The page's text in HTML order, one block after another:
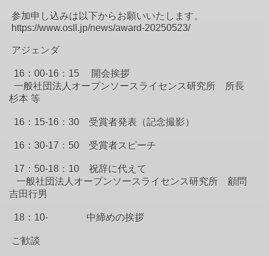
参加申し込みは以下からお願いいたします。
https://www.osll.jp/news/award-20250523/
アジェンダ
16：00-16：15 開会挨拶
一般社団法人オープンソースライセンス研究所 所長
杉本 等
16：15-16：30 受賞者発表（記念撮影）
16：30-17：50 受賞者スピーチ
17：50-18：10 祝辞に代えて
一般社団法人オープンソースライセンス研究所 顧問
吉田行男
18：10- 中締めの挨拶
ご歓談